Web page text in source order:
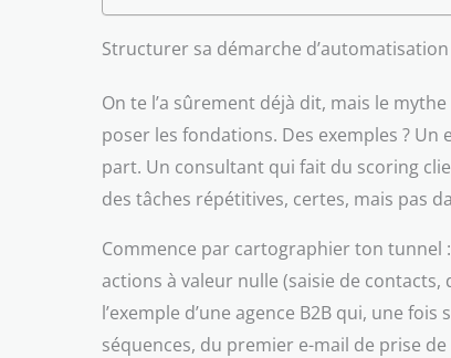
Structurer sa démarche
On te l’a sûrement déjà dit, mais le
poser les fondations. Des exemples ?
part. Un consultant qui fait du scoring
des tâches répétitives, certes, mais pas
Commence par cartographier ton tunnel
actions à valeur nulle (saisie de
l’exemple d’une agence B2B qui, une
séquences, du premier e-mail de prise